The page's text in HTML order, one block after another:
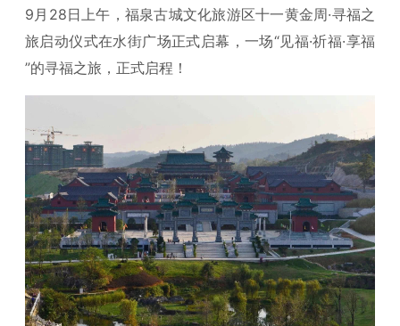
9月28日上午，福泉古城文化旅游区十一黄金周·寻福之
旅启动仪式在水街广场正式启幕，一场“见福·祈福·享福
”的寻福之旅，正式启程！